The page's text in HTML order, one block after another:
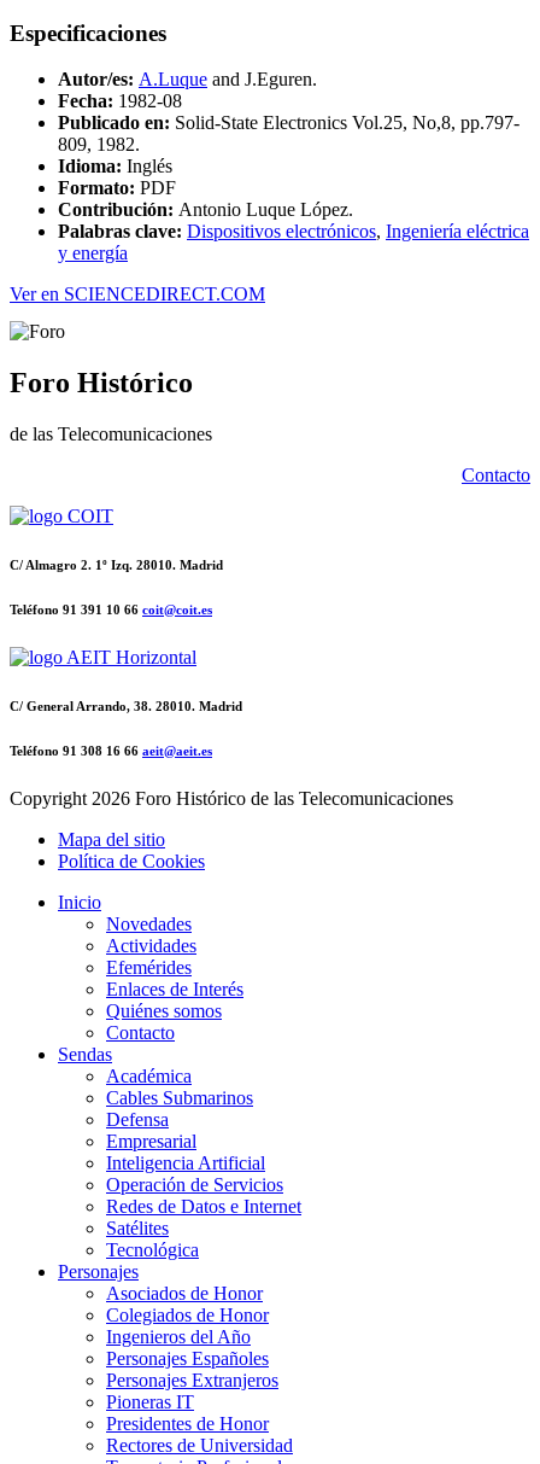
Especificaciones
Autor/es: A.Luque and J.Eguren.
Fecha: 1982-08
Publicado en: Solid-State Electronics Vol.25, No,8, pp.797-
809, 1982.
Idioma: Inglés
Formato: PDF
Contribución: Antonio Luque López.
Palabras clave: Dispositivos electrónicos, Ingeniería eléctrica
y energía
Ver en SCIENCEDIRECT.COM
Foro Histórico
de las Telecomunicaciones
Contacto
C/ Almagro 2. 1º Izq. 28010. Madrid
Teléfono 91 391 10 66 coit@coit.es
C/ General Arrando, 38. 28010. Madrid
Teléfono 91 308 16 66 aeit@aeit.es
Copyright 2026 Foro Histórico de las Telecomunicaciones
Mapa del sitio
Política de Cookies
Inicio
Novedades
Actividades
Efemérides
Enlaces de Interés
Quiénes somos
Contacto
Sendas
Académica
Cables Submarinos
Defensa
Empresarial
Inteligencia Artificial
Operación de Servicios
Redes de Datos e Internet
Satélites
Tecnológica
Personajes
Asociados de Honor
Colegiados de Honor
Ingenieros del Año
Personajes Españoles
Personajes Extranjeros
Pioneras IT
Presidentes de Honor
Rectores de Universidad